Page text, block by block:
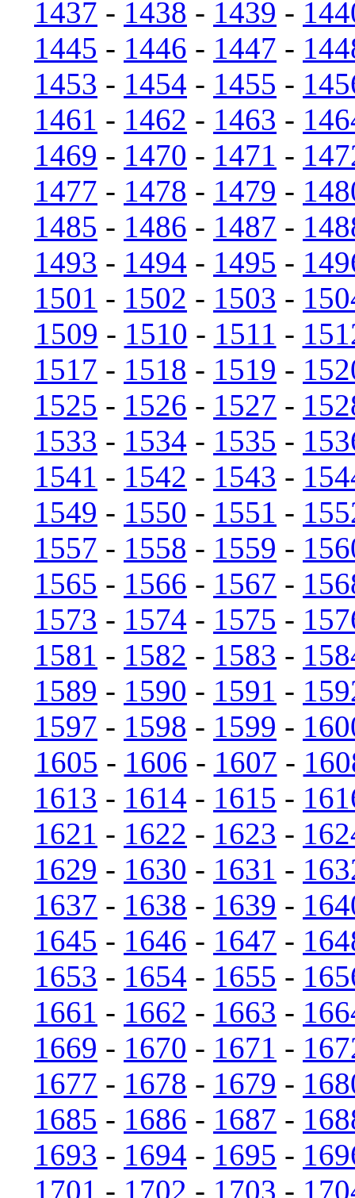
1437 - 1438 - 1439 -
1445 - 1446 - 1447 -
1453 - 1454 - 1455 -
1461 - 1462 - 1463 -
1469 - 1470 - 1471 -
1477 - 1478 - 1479 -
1485 - 1486 - 1487 -
1493 - 1494 - 1495 -
1501 - 1502 - 1503 -
1509 - 1510 - 1511 -
1517 - 1518 - 1519 -
1525 - 1526 - 1527 -
1533 - 1534 - 1535 -
1541 - 1542 - 1543 -
1549 - 1550 - 1551 -
1557 - 1558 - 1559 -
1565 - 1566 - 1567 -
1573 - 1574 - 1575 -
1581 - 1582 - 1583 -
1589 - 1590 - 1591 -
1597 - 1598 - 1599 -
1605 - 1606 - 1607 -
1613 - 1614 - 1615 -
1621 - 1622 - 1623 -
1629 - 1630 - 1631 -
1637 - 1638 - 1639 -
1645 - 1646 - 1647 -
1653 - 1654 - 1655 -
1661 - 1662 - 1663 -
1669 - 1670 - 1671 -
1677 - 1678 - 1679 -
1685 - 1686 - 1687 -
1693 - 1694 - 1695 -
1701 - 1702 - 1703 -